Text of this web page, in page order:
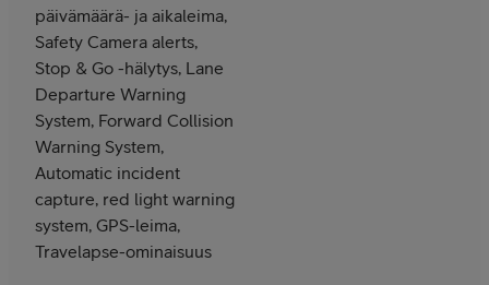
päivämäärä- ja aikaleima,
Safety Camera alerts,
Stop & Go -hälytys, Lane
Departure Warning
System, Forward Collision
Warning System,
Automatic incident
capture, red light warning
system, GPS-leima,
Travelapse-ominaisuus